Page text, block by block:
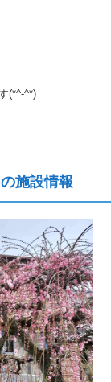
(*^-^*)
施設情報